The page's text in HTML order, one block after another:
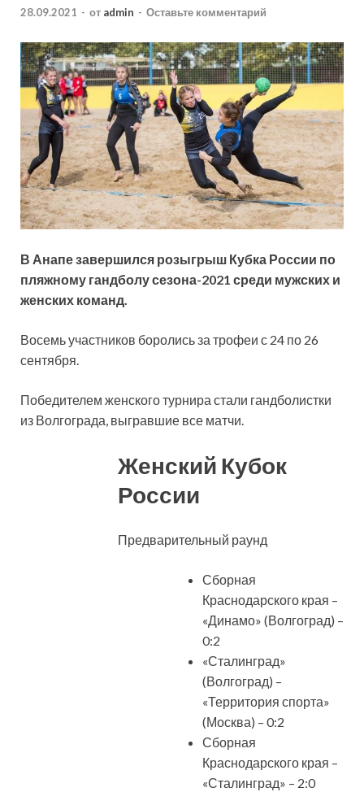
28.09.2021 - от admin - Оставьте комментарий
В Анапе завершился розыгрыш Кубка России по
пляжному гандболу сезона-2021 среди мужских и
женских команд.
Восемь участников боролись за трофеи с 24 по 26
сентября.
Победителем женского турнира стали гандболистки
из Волгограда, выгравшие все матчи.
Женский Кубок
России
Предварительный раунд
Сборная
Краснодарского края –
«Динамо» (Волгоград) –
0:2
«Сталинград»
(Волгоград) –
«Территория спорта»
(Москва) – 0:2
Сборная
Краснодарского края –
«Сталинград» – 2:0